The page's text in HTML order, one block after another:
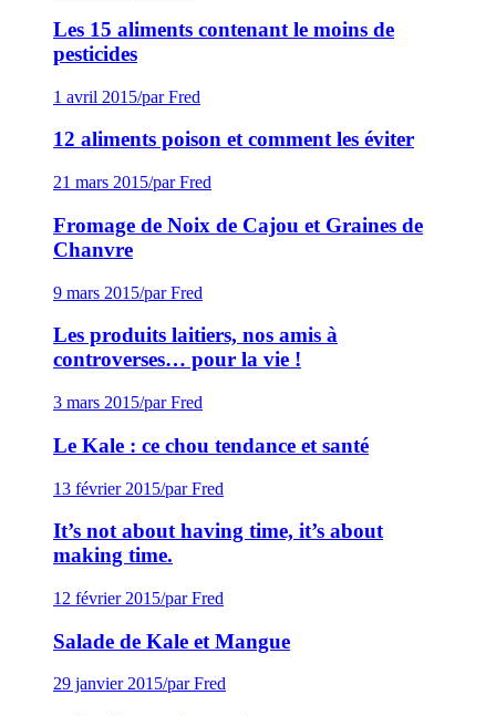
Les 15 aliments contenant le moins de
pesticides
1 avril 2015/par Fred
12 aliments poison et comment les éviter
21 mars 2015/par Fred
Fromage de Noix de Cajou et Graines de
Chanvre
9 mars 2015/par Fred
Les produits laitiers, nos amis à
controverses… pour la vie !
3 mars 2015/par Fred
Le Kale : ce chou tendance et santé
13 février 2015/par Fred
It’s not about having time, it’s about
making time.
12 février 2015/par Fred
Salade de Kale et Mangue
29 janvier 2015/par Fred